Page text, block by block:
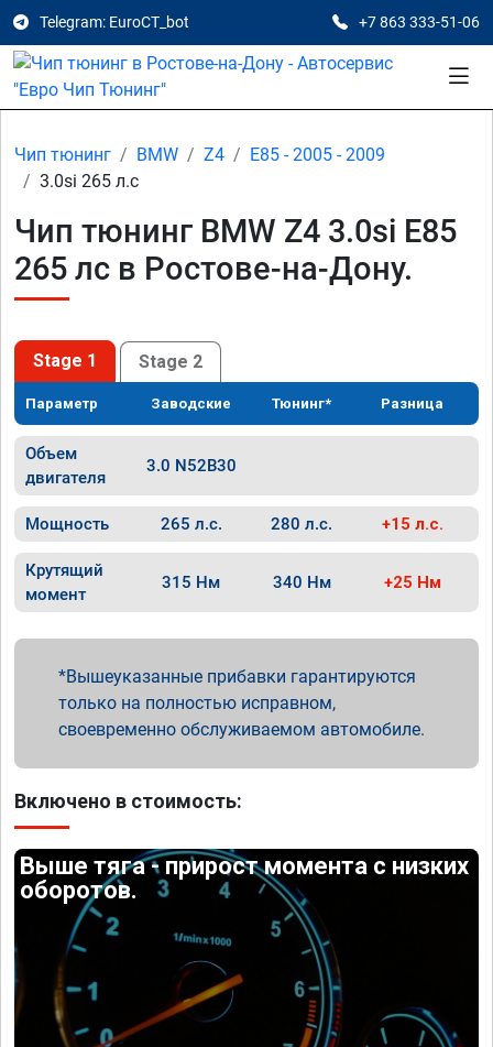
Telegram: EuroCT_bot +7 863 333-51-06
Чип тюнинг BMW Z4
E85 - 2005 - 2009
3.0si 265 л.с
Чип тюнинг BMW Z4 3.0si E85
265 лс в Ростове-на-Дону.
Stage 1 Stage 2
Параметр Заводские Тюнинг* Разница
Объем
двигателя
3.0 N52B30
Мощность 265 л.с. 280 л.с. +15 л.с.
Крутящий
момент
315 Нм 340 Нм +25 Нм
Вышеуказанные прибавки гарантируются
только на полностью исправном,
своевременно обслуживаемом автомобиле.
Включено в стоимость:
Выше тяга - прирост момента с низких
оборотов.